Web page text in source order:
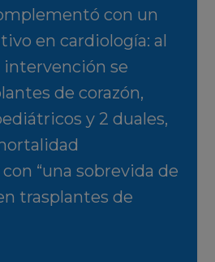
con un
en cardiología: al
intervención se
de corazón,
y 2 duales,
“una sobrevida de
trasplantes de